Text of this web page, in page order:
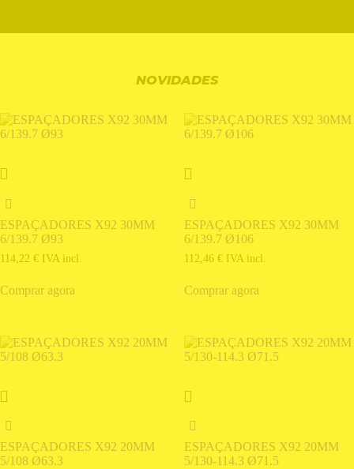
NOVIDADES
ESPAÇADORES X92 30MM
6/139.7 Ø93
114,22 € IVA incl.
Comprar agora
ESPAÇADORES X92 30MM
6/139.7 Ø106
112,46 € IVA incl.
Comprar agora
ESPAÇADORES X92 20MM
5/108 Ø63.3
ESPAÇADORES X92 20MM
5/130-114.3 Ø71.5